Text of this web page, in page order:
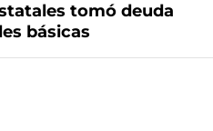
tomó deuda
básicas